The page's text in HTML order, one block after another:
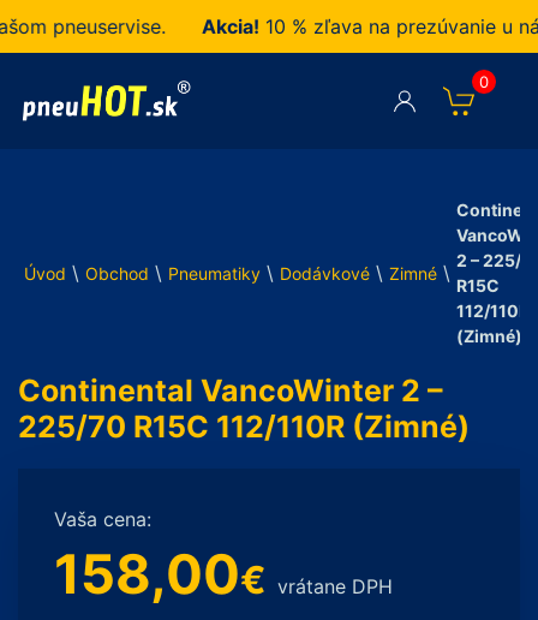
pneuservise. Akcia!10 % zľava na prezúvanie u nás
0
Úvod \ Obchod \ Pneumatiky \ Dodávkové \ Zimné \
2 – 225/
R15C
112/110R
(Zimné)
Continental VancoWinter 2 –
225/70 R15C 112/110R (Zimné)
Vaša cena:
158,00€ vrátane DPH